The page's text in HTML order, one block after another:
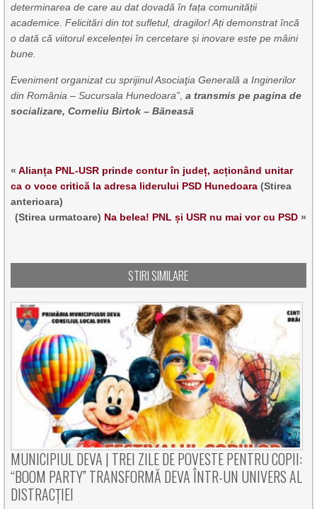
determinarea de care au dat dovadă în fața comunității
academice. ​Felicitări din tot sufletul, dragilor! Ați demonstrat încă
o dată că viitorul excelenței în cercetare și inovare este pe mâini
bune.
Eveniment organizat cu sprijinul Asociaţia Generală a Inginerilor
din România – Sucursala Hunedoara” ,a transmis pe pagina de
socializare, Corneliu Birtok – Băneasă
«Alianța PNL-USR prinde contur în județ, acționând unitar
ca o voce critică la adresa liderului PSD Hunedoara (Stirea
anterioara)
(Stirea urmatoare) Na belea! PNL și USR nu mai vor cu PSD»
STIRI SIMILARE
MUNICIPIUL DEVA | TREI ZILE DE POVESTE PENTRU COPII:
“BOOM PARTY” TRANSFORMĂ DEVA ÎNTR-UN UNIVERS AL
DISTRACȚIEI